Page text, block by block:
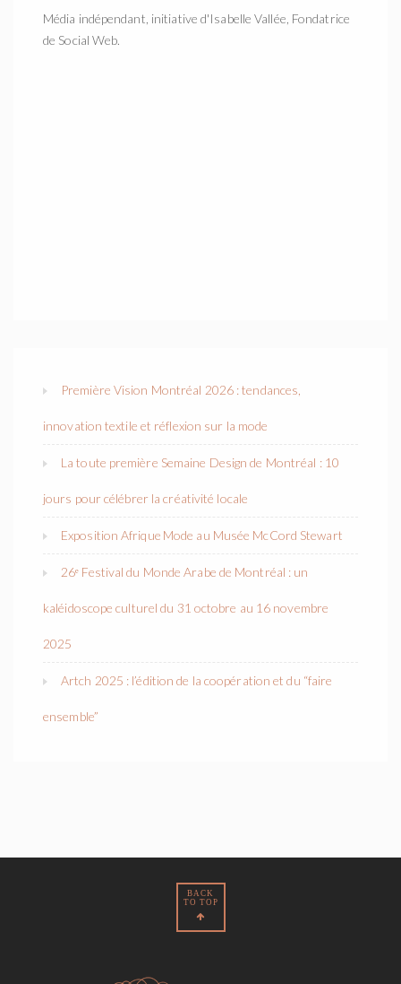
Média indépendant, initiative d'Isabelle Vallée, Fondatrice
de Social Web.
Première Vision Montréal 2026 : tendances,
innovation textile et réflexion sur la mode
La toute première Semaine Design de Montréal : 10
jours pour célébrer la créativité locale
Exposition Afrique Mode au Musée McCord Stewart
26ᵉ Festival du Monde Arabe de Montréal : un
kaléidoscope culturel du 31 octobre au 16 novembre
2025
Artch 2025 : l’édition de la coopération et du “faire
ensemble”
BACK
TO TOP